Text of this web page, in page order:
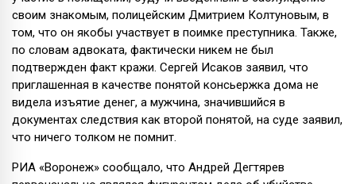
своим знакомым, полицейским Дмитрием Колтуновым, в
том, что он якобы участвует в поимке преступника. Также,
по словам адвоката, фактически никем не был
подтвержден факт кражи. Сергей Исаков заявил, что
приглашенная в качестве понятой консьержка дома не
видела изъятие денег, а мужчина, значившийся в
документах следствия как второй понятой, на суде заявил,
что ничего толком не помнит.
РИА «Воронеж» сообщало, что Андрей Дегтярев